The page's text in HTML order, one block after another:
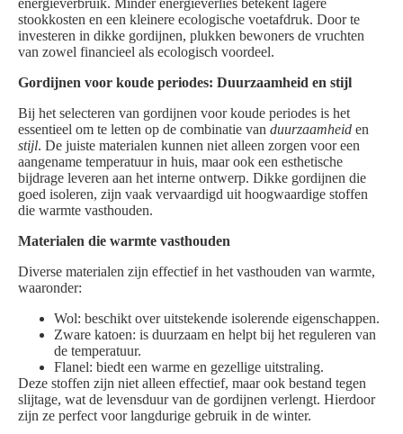
energieverbruik. Minder energieverlies betekent lagere
stookkosten en een kleinere ecologische voetafdruk. Door te
investeren in dikke gordijnen, plukken bewoners de vruchten
van zowel financieel als ecologisch voordeel.
Gordijnen voor koude periodes: Duurzaamheid en stijl
Bij het selecteren van gordijnen voor koude periodes is het
essentieel om te letten op de combinatie van duurzaamheid en
stijl. De juiste materialen kunnen niet alleen zorgen voor een
aangename temperatuur in huis, maar ook een esthetische
bijdrage leveren aan het interne ontwerp. Dikke gordijnen die
goed isoleren, zijn vaak vervaardigd uit hoogwaardige stoffen
die warmte vasthouden.
Materialen die warmte vasthouden
Diverse materialen zijn effectief in het vasthouden van warmte,
waaronder:
Wol: beschikt over uitstekende isolerende eigenschappen.
Zware katoen: is duurzaam en helpt bij het reguleren van
de temperatuur.
Flanel: biedt een warme en gezellige uitstraling.
Deze stoffen zijn niet alleen effectief, maar ook bestand tegen
slijtage, wat de levensduur van de gordijnen verlengt. Hierdoor
zijn ze perfect voor langdurige gebruik in de winter.